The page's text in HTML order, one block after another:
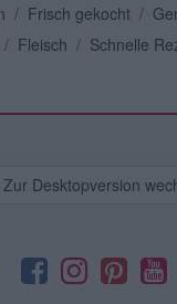
/ Frisch gekocht /
/ Fleisch / Schnelle
Zur Desktopversion